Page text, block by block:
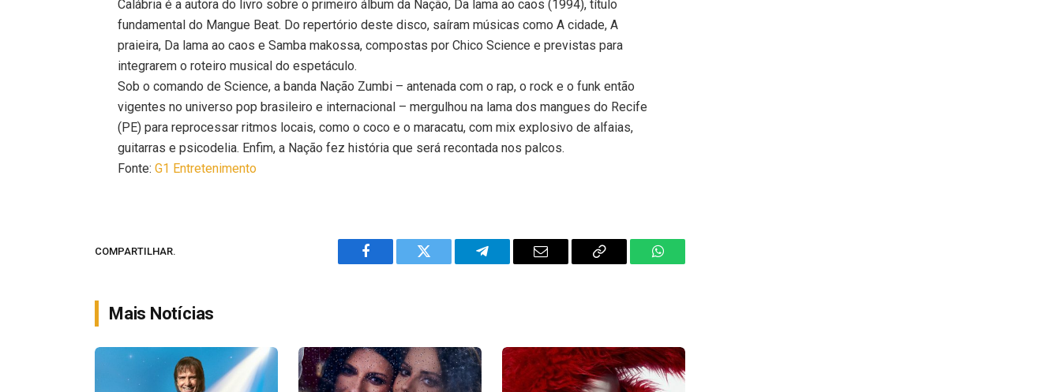
Calábria é a autora do livro sobre o primeiro álbum da Nação, Da lama ao caos (1994), título
fundamental do Mangue Beat. Do repertório deste disco, saíram músicas como A cidade, A
praieira, Da lama ao caos e Samba makossa, compostas por Chico Science e previstas para
integrarem o roteiro musical do espetáculo.
Sob o comando de Science, a banda Nação Zumbi – antenada com o rap, o rock e o funk então
vigentes no universo pop brasileiro e internacional – mergulhou na lama dos mangues do Recife
(PE) para reprocessar ritmos locais, como o coco e o maracatu, com mix explosivo de alfaias,
guitarras e psicodelia. Enfim, a Nação fez história que será recontada nos palcos.
Fonte:G1 Entretenimento
COMPARTILHAR.
Facebook Twitter Telegram Email
Copy
WhatsApp
Mais Notícias